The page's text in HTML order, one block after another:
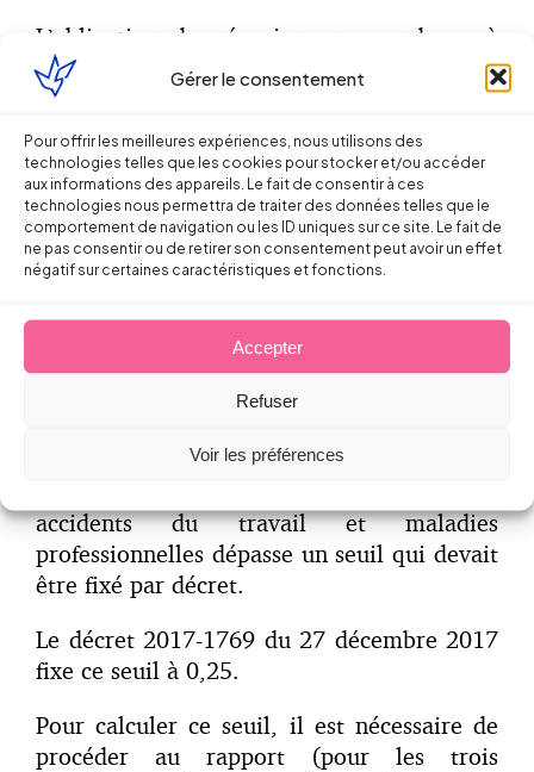
Gérer le consentement
Pour offrir les meilleures expériences, nous utilisons des
technologies telles que les cookies pour stocker et/ou accéder
aux informations des appareils. Le fait de consentir à ces
technologies nous permettra de traiter des données telles que le
comportement de navigation ou les ID uniques sur ce site. Le fait de
ne pas consentir ou de retirer son consentement peut avoir un effet
négatif sur certaines caractéristiques et fonctions.
Accepter
Refuser
Voir les préférences
L’obligation de négocier un accord ou, à
défaut, de déterminer un plan d’action en
faveur de la prévention des effets de
l’exposition à certains facteurs de risques,
s’imposent à :
Toutes les entreprises ou groupe d’au
moins 50 salariés
Si 25 % de ses salariés (en 2018) sont
facteurs relevant du C2P.
L’ordonnance du 22 septembre 2017 avait
ou groupes remplissant cette condition
accidents du travail et maladies
professionnelles dépasse un seuil qui devait
être fixé par décret.
Le décret 2017-1769 du 27 décembre 2017
fixe ce seuil à 0,25.
Pour calculer ce seuil, il est nécessaire de
procéder au rapport (pour les trois